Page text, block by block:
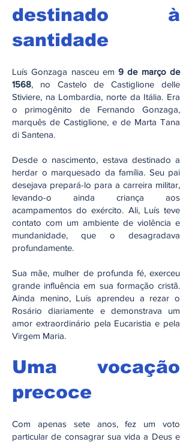
destinado à
santidade
Luís Gonzaga nasceu em9 de março de
1568, no Castelo de Castiglione delle
Stiviere, na Lombardia, norte da Itália. Era
o primogênito de Fernando Gonzaga,
marquês de Castiglione, e de Marta Tana
di Santena.
Desde o nascimento, estava destinado a
herdar o marquesado da família. Seu pai
desejava prepará-lo para a carreira militar,
levando-o ainda criança aos
acampamentos do exército. Ali, Luís teve
contato com um ambiente de violência e
mundanidade, que o desagradava
profundamente.
Sua mãe, mulher de profunda fé, exerceu
grande influência em sua formação cristã.
Ainda menino, Luís aprendeu a rezar o
Rosário diariamente e demonstrava um
amor extraordinário pela Eucaristia e pela
Virgem Maria.
Uma vocação
precoce
Com apenas sete anos, fez um voto
particular de consagrar sua vida a Deus e